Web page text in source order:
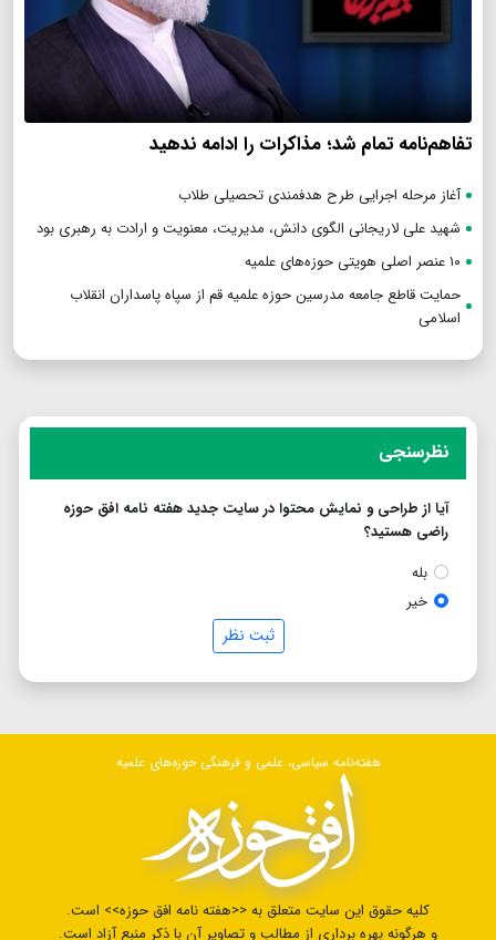
تفاهم‌نامه تمام شد؛ مذاکرات را ادامه ندهید
آغاز مرحله اجرایی طرح هدفمندی تحصیلی طلاب
شهید علی لاریجانی الگوی دانش، مدیریت، معنویت و ارادت به رهبری بود
۱۰ عنصر اصلی هویتی حوزه‌های علمیه
حمایت قاطع جامعه مدرسین حوزه علمیه قم از سپاه پاسداران انقلاب
اسلامی
نظرسنجی
آیا از طراحی و نمایش محتوا در سایت جدید هفته نامه افق حوزه
راضی هستید؟
بله
خیر
ثبت نظر
هفته‌نامه سیاسی، علمی و فرهنگی حوزه‌های علمیه
کلیه حقوق این سایت متعلق به <<هفته نامه افق حوزه>> است.
و هرگونه بهره برداری از مطالب و تصاویر آن با ذکر منبع آزاد است.